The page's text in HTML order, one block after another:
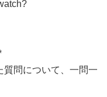
質問について、一問一